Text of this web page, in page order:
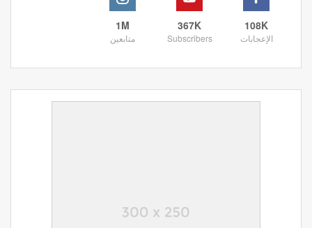
108K
الإعجابات
367K
Subscribers
1M
متابعين